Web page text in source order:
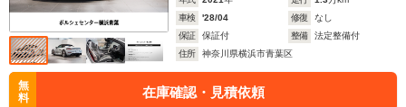
車検
'28/04 修復
なし
保証
保証付 整備
法定整備付
住所
神奈川県横浜市青葉区
無
料
在庫確認・見積依頼